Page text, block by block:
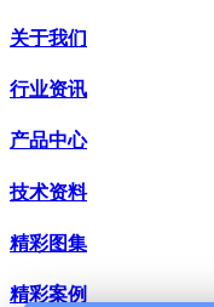
关于我们
行业资讯
产品中心
技术资料
精彩图集
精彩案例